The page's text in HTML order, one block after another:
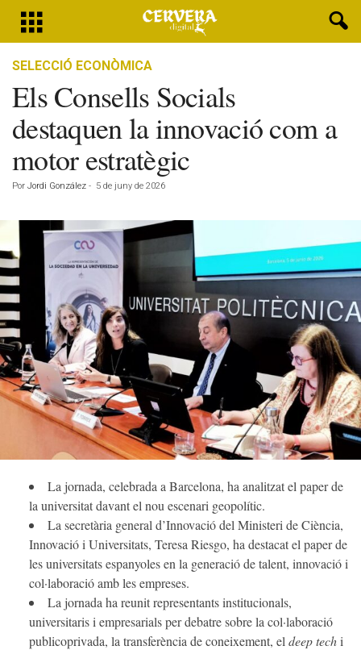
SELECCIÓ ECONÒMICA
Els Consells Socials
destaquen la innovació com a
motor estratègic
Por Jordi González - 5 de juny de 2026
La jornada, celebrada a Barcelona, ha analitzat el paper de
la universitat davant el nou escenari geopolític.
La secretària general d’Innovació del Ministeri de Ciència,
Innovació i Universitats, Teresa Riesgo, ha destacat el paper de
les universitats espanyoles en la generació de talent, innovació i
col·laboració amb les empreses.
La jornada ha reunit representants institucionals,
universitaris i empresarials per debatre sobre la col·laboració
publicoprivada, la transferència de coneixement, el deep techi